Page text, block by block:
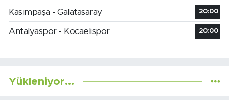
Kasımpaşa - Galatasaray 20:00
Antalyaspor - Kocaelispor 20:00
Yükleniyor...